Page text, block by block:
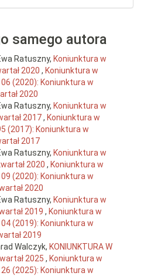
samego autora
Ratuszny, Koniunktura w
2020 , Koniunktura w
(2020): Koniunktura w
2020
Ratuszny, Koniunktura w
2017, Koniunktura w
(2017): Koniunktura w
2017
Ratuszny, Koniunktura w
2020 , Koniunktura w
(2020): Koniunktura w
2020
Ratuszny, Koniunktura w
2019 , Koniunktura w
(2019): Koniunktura w
2019
Walczyk, KONIUNKTURA W
2025 , Koniunktura w
(2025): Koniunktura w